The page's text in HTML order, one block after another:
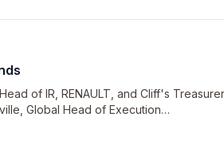
of IR, RENAULT, and Cliff's Treasurer,
Global Head of Execution…